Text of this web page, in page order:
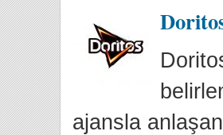
ajansla